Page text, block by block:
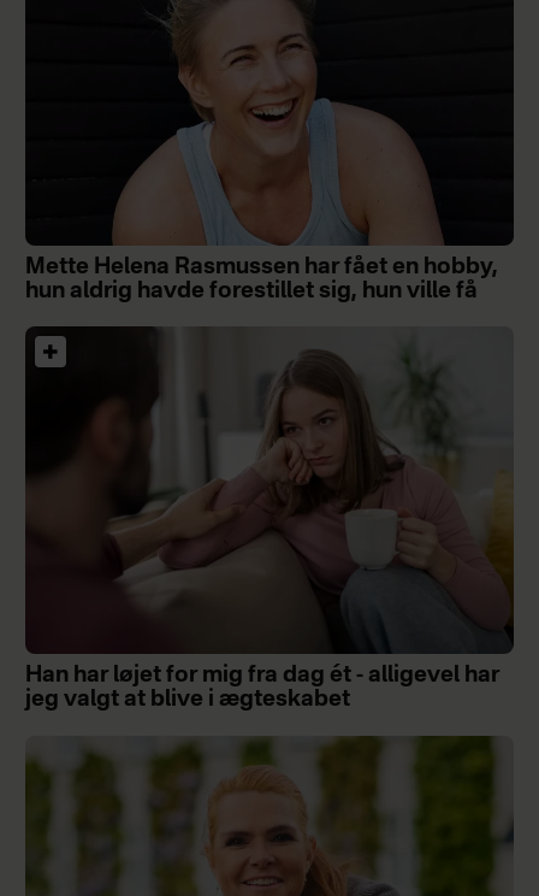
Mette Helena Rasmussen har fået en hobby,
hun aldrig havde forestillet sig, hun ville få
Han har løjet for mig fra dag ét - alligevel har
jeg valgt at blive i ægteskabet